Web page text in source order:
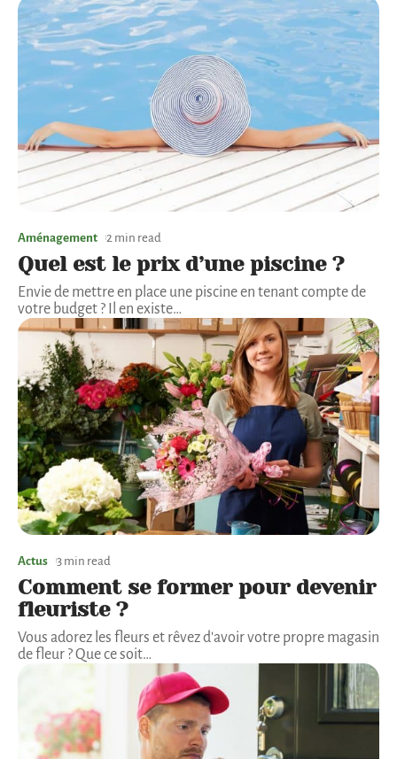
Aménagement 2 min read
Quel est le prix d’une piscine ?
Envie de mettre en place une piscine en tenant compte de
votre budget ? Il en existe…
Actus 3 min read
Comment se former pour devenir
fleuriste ?
Vous adorez les fleurs et rêvez d'avoir votre propre magasin
de fleur ? Que ce soit…